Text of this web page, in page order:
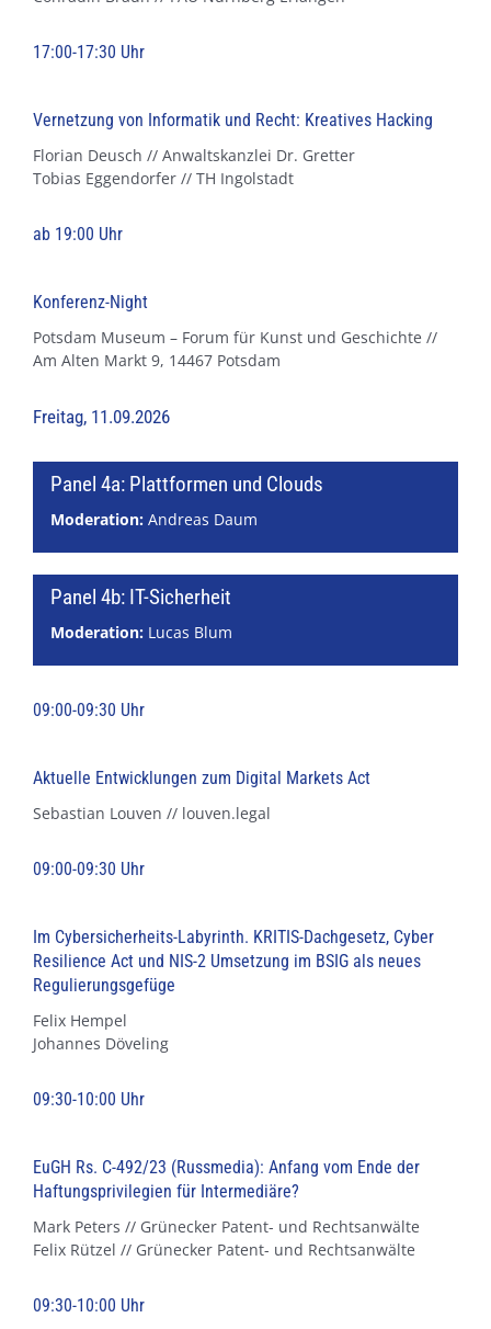
17:00-17:30 Uhr
Vernetzung von Informatik und Recht: Kreatives Hacking
Florian Deusch // Anwaltskanzlei Dr. Gretter
Tobias Eggendorfer // TH Ingolstadt
ab 19:00 Uhr
Konferenz-Night
Potsdam Museum – Forum für Kunst und Geschichte //
Am Alten Markt 9, 14467 Potsdam
Freitag, 11.09.2026
Panel 4a: Plattformen und Clouds
Moderation:Andreas Daum
Panel 4b: IT-Sicherheit
Moderation:Lucas Blum
09:00-09:30 Uhr
Aktuelle Entwicklungen zum Digital Markets Act
Sebastian Louven // louven.legal
09:00-09:30 Uhr
Im Cybersicherheits-Labyrinth. KRITIS-Dachgesetz, Cyber
Resilience Act und NIS-2 Umsetzung im BSIG als neues
Regulierungsgefüge
Felix Hempel
Johannes Döveling
09:30-10:00 Uhr
EuGH Rs. C-492/23 (Russmedia): Anfang vom Ende der
Haftungsprivilegien für Intermediäre?
Mark Peters // Grünecker Patent- und Rechtsanwälte
Felix Rützel // Grünecker Patent- und Rechtsanwälte
09:30-10:00 Uhr